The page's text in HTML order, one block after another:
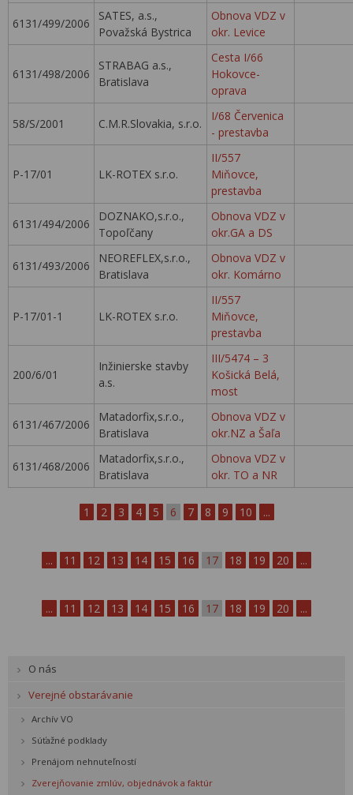
6131/499/2006
SATES, a.s.,
Považská Bystrica
Obnova VDZ v
okr. Levice
6131/498/2006
STRABAG a.s.,
Bratislava
Cesta I/66
Hokovce-
oprava
58/S/2001 C.M.R.Slovakia, s.r.o.
I/68 Červenica
- prestavba
P-17/01 LK-ROTEX s.r.o.
II/557
Miňovce,
prestavba
6131/494/2006
DOZNAKO,s.r.o.,
Topoľčany
Obnova VDZ v
okr.GA a DS
6131/493/2006
NEOREFLEX,s.r.o.,
Bratislava
Obnova VDZ v
okr. Komárno
P-17/01-1 LK-ROTEX s.r.o.
II/557
Miňovce,
prestavba
200/6/01
Inžinierske stavby
a.s.
III/5474 – 3
Košická Belá,
most
6131/467/2006
Matadorfix,s.r.o.,
Bratislava
Obnova VDZ v
okr.NZ a Šaľa
6131/468/2006
Matadorfix,s.r.o.,
Bratislava
Obnova VDZ v
okr. TO a NR
1 2 3 4 5 6 7 8 9 10 ...
... 11 12 13 14 15 16 17 18 19 20 ...
... 11 12 13 14 15 16 17 18 19 20 ...
O nás
Verejné obstarávanie
Archív VO
Súťažné podklady
Prenájom nehnuteľností
Zverejňovanie zmlúv, objednávok a faktúr